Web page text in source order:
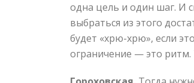
одна цель и один шаг. И
выбраться из этого
будет «хрю-хрю», если
ограничение — это ритм.